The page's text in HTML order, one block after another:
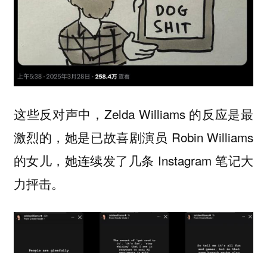
这些反对声中，Zelda Williams 的反应是最
激烈的，她是已故喜剧演员 Robin Williams
的女儿，她连续发了几条 Instagram 笔记大
力抨击。